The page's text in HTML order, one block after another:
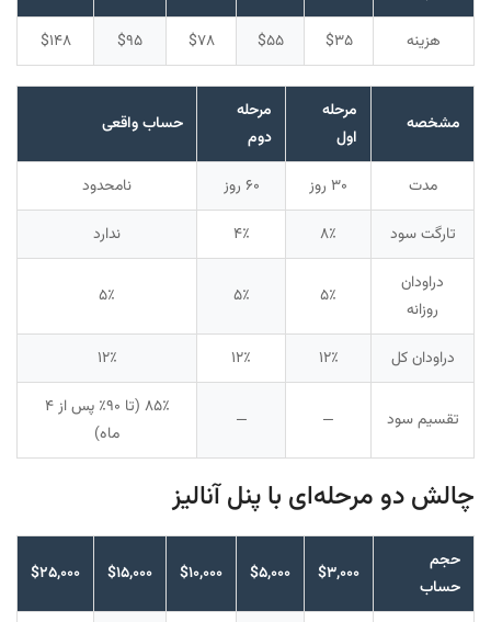
هزینه $۳۵ $۵۵ $۷۸ $۹۵ $۱۴۸
مشخصه
مرحله
اول
مرحله
دوم
حساب واقعی
مدت ۳۰ روز ۶۰ روز نامحدود
تارگت سود ۸٪ ۴٪ ندارد
دراودان
روزانه
۵٪ ۵٪ ۵٪
دراودان کل ۱۲٪ ۱۲٪ ۱۲٪
تقسیم سود —
—
۸۵٪ (تا ۹۰٪ پس از ۴
ماه)
چالش دو مرحله‌ای با پنل آنالیز
حجم
حساب
$۳,۰۰۰ $۵,۰۰۰ $۱۰,۰۰۰ $۱۵,۰۰۰ $۲۵,۰۰۰